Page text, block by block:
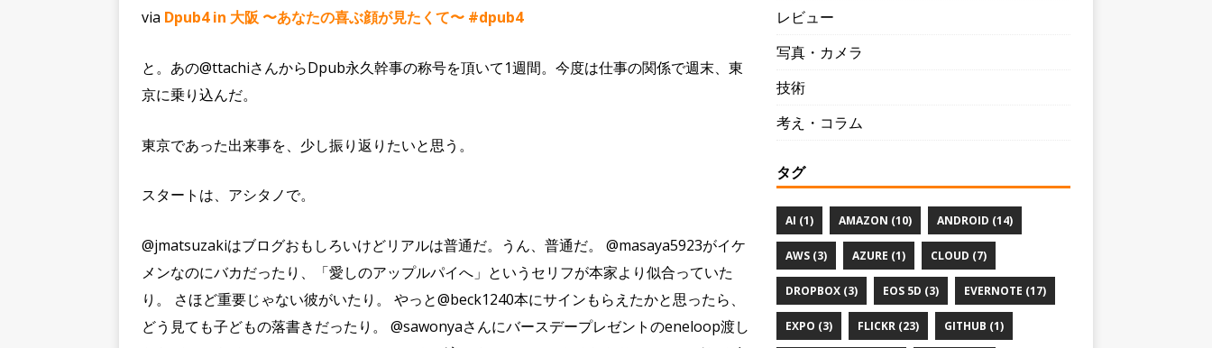
via Dpub4 in 大阪 〜あなたの喜ぶ顔が見たくて〜 #dpub4
と。あの@ttachiさんからDpub永久幹事の称号を頂いて1週間。今度は仕事の関係で週末、東
京に乗り込んだ。
東京であった出来事を、少し振り返りたいと思う。
スタートは、アシタノで。
@jmatsuzakiはブログおもしろいけどリアルは普通だ。うん、普通だ。 @masaya5923がイケ
メンなのにバカだったり、「愛しのアップルパイへ」というセリフが本家より似合っていた
り。 さほど重要じゃない彼がいたり。 やっと@beck1240本にサインもらえたかと思ったら、
どう見ても子どもの落書きだったり。 @sawonyaさんにバースデープレゼントのeneloop渡し
レビュー
写真・カメラ
技術
考え・コラム
タグ
AI (1) AMAZON (10) ANDROID (14)
AWS (3) AZURE (1) CLOUD (7)
DROPBOX (3) EOS 5D (3) EVERNOTE (17)
EXPO (3) FLICKR (23) GITHUB (1)